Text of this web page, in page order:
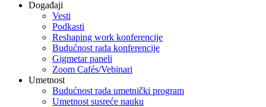
Događaji
Vesti
Podkasti
Reshaping work konferencije
Budućnost rada konferencije
Gigmetar paneli
Zoom Cafés/Vebinari
Umetnost
Budućnost rada umetnički program
Umetnost susreće nauku